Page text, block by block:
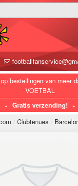
bestellingen van meer
VOETBAL
Gratis verzending!
Clubtenues